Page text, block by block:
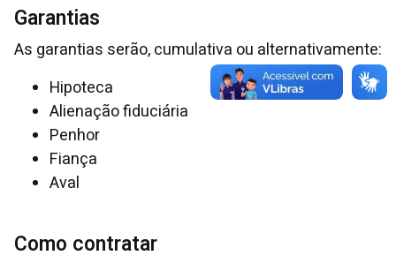
Garantias
As garantias serão, cumulativa ou alternativamente:
Hipoteca
Alienação fiduciária
Penhor
Fiança
Aval
Como contratar